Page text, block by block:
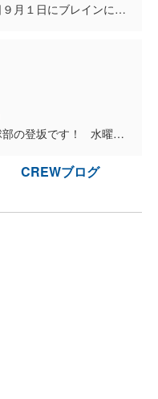
こんにちは！昨日９月１日にブレインに入社しました新賢範です。 １年を通して仕事をしながら冬はスキーの活動、夏は野球部として 会社に貢献していきたいと思っています。 仕事、スキー、野球...
こんにちは！野球部の登坂です！ 水曜日に社長、林田さん、自分でトランシス杯に向けて ３人で練習をしました。貴子さん、カンタくんも来ました！ (写真は社長です。) ...
CREWブログ